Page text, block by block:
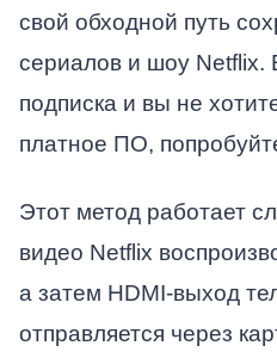
свой обходной путь
сериалов и шоу Netflix.
подписка и вы не
платное ПО,
Этот метод работает
видео Netflix
а затем HDMI-выход
отправляется через